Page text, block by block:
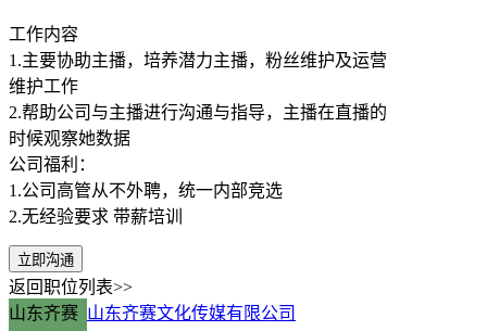
工作内容
1.主要协助主播，培养潜力主播，粉丝维护及运营
维护工作
2.帮助公司与主播进行沟通与指导，主播在直播的
时候观察她数据
公司福利：
1.公司高管从不外聘，统一内部竞选
2.无经验要求 带薪培训
立即沟通
返回职位列表>>
山东齐赛 山东齐赛文化传媒有限公司